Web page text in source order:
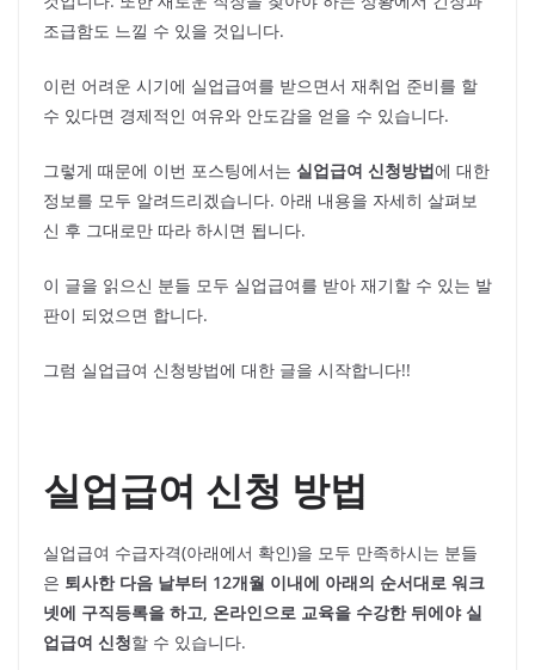
조급함도 느낄 수 있을 것입니다.
이런 어려운 시기에 실업급여를 받으면서 재취업 준비를 할
수 있다면 경제적인 여유와 안도감을 얻을 수 있습니다.
그렇게 때문에 이번 포스팅에서는 실업급여 신청방법에 대한
정보를 모두 알려드리겠습니다. 아래 내용을 자세히 살펴보
신 후 그대로만 따라 하시면 됩니다.
이 글을 읽으신 분들 모두 실업급여를 받아 재기할 수 있는 발
판이 되었으면 합니다.
그럼 실업급여 신청방법에 대한 글을 시작합니다!!
실업급여 신청 방법
실업급여 수급자격(아래에서 확인)을 모두 만족하시는 분들
은 퇴사한 다음 날부터 12개월 이내에 아래의 순서대로 워크
넷에 구직등록을 하고, 온라인으로 교육을 수강한 뒤에야 실
업급여 신청할 수 있습니다.